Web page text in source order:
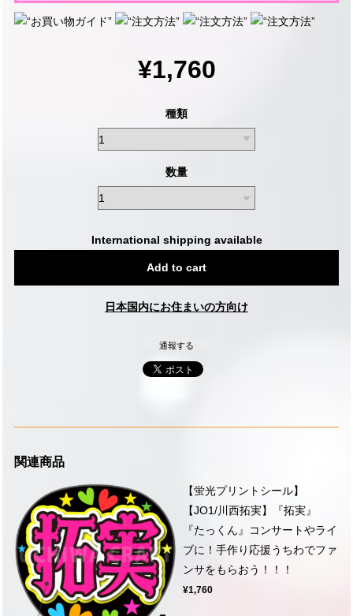
¥1,760
種類
数量
International shipping available
Add to cart
日本国内にお住まいの方向け
通報する
関連商品
【蛍光プリントシール】
【JO1/川西拓実】『拓実』
『たっくん』コンサートやライ
ブに！手作り応援うちわでファ
ンサをもらおう！！！
¥1,760